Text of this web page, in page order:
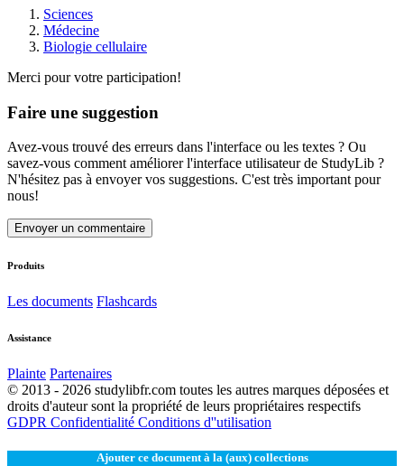
Sciences
Médecine
Biologie cellulaire
Merci pour votre participation!
Faire une suggestion
Avez-vous trouvé des erreurs dans l'interface ou les textes ? Ou
savez-vous comment améliorer l'interface utilisateur de StudyLib ?
N'hésitez pas à envoyer vos suggestions. C'est très important pour
nous!
Envoyer un commentaire
Produits
Les documents Flashcards
Assistance
Plainte Partenaires
© 2013 - 2026 studylibfr.com toutes les autres marques déposées et
droits d'auteur sont la propriété de leurs propriétaires respectifs
GDPR Confidentialité Conditions d''utilisation
Ajouter ce document à la (aux) collections